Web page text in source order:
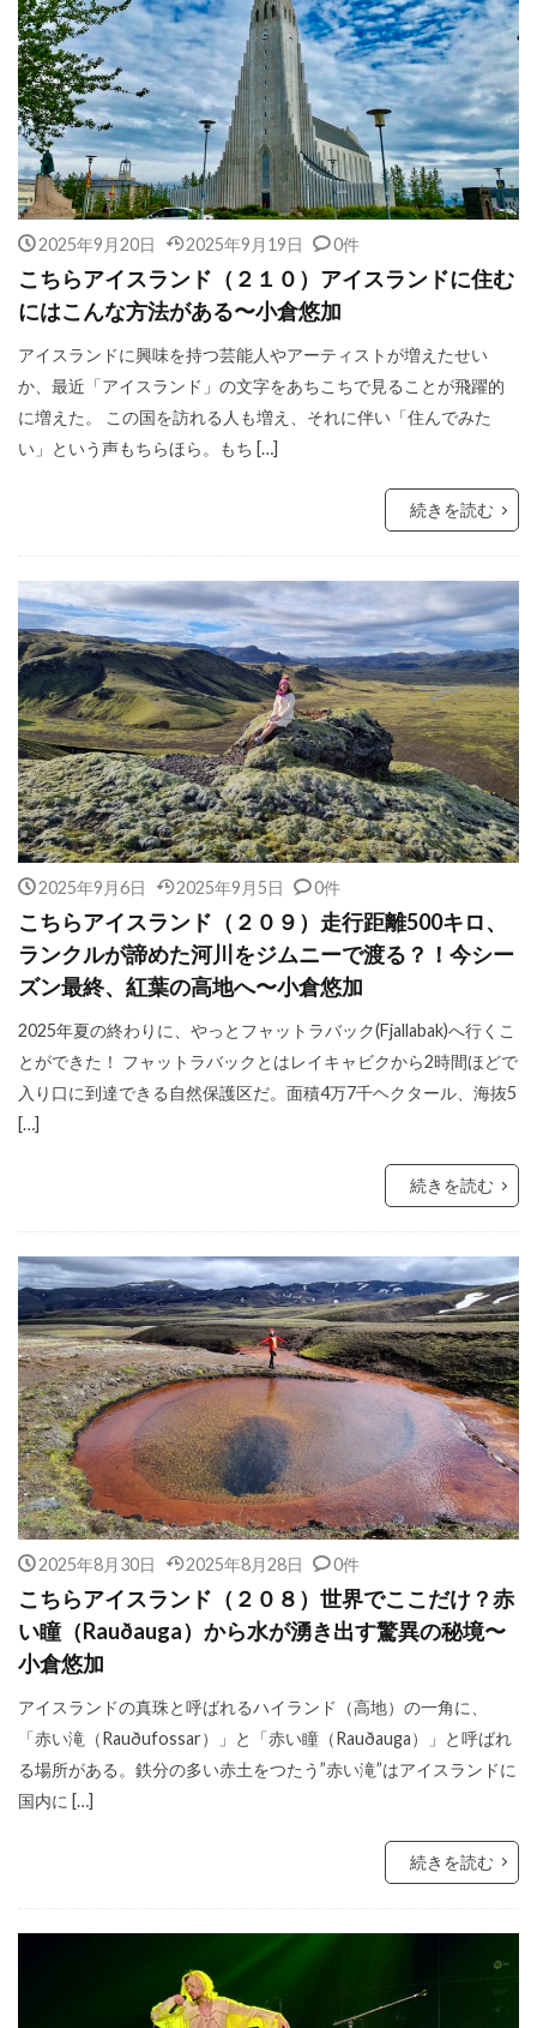
2025年9月20日 2025年9月19日 0件
こちらアイスランド（２１０）アイスランドに住む
にはこんな方法がある〜小倉悠加
アイスランドに興味を持つ芸能人やアーティストが増えたせい
か、最近「アイスランド」の文字をあちこちで見ることが飛躍的
に増えた。 この国を訪れる人も増え、それに伴い「住んでみた
い」という声もちらほら。もち […]
続きを読む
2025年9月6日 2025年9月5日 0件
こちらアイスランド（２０９）走行距離500キロ、
ランクルが諦めた河川をジムニーで渡る？！今シー
ズン最終、紅葉の高地へ〜小倉悠加
2025年夏の終わりに、やっとフャットラバック(Fjallabak)へ行くこ
とができた！ フャットラバックとはレイキャビクから2時間ほどで
入り口に到達できる自然保護区だ。面積4万7千ヘクタール、海抜5
[…]
続きを読む
2025年8月30日 2025年8月28日 0件
こちらアイスランド（２０８）世界でここだけ？赤
い瞳（Rauðauga）から水が湧き出す驚異の秘境〜
小倉悠加
アイスランドの真珠と呼ばれるハイランド（高地）の一角に、
「赤い滝（Rauðufossar）」と「赤い瞳（Rauðauga）」と呼ばれ
る場所がある。鉄分の多い赤土をつたう”赤い滝”はアイスランドに
国内に […]
続きを読む